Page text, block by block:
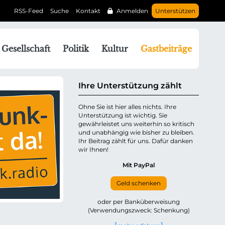
Unterstützen
Anmelden
Kontakt
Suche
RSS-Feed
Gesellschaft Politik Kultur Gastbeiträge
Ihre Unterstützung zählt
Ohne Sie ist hier alles nichts. Ihre
Unterstützung ist wichtig. Sie
gewährleistet uns weiterhin so kritisch
und unabhängig wie bisher zu bleiben.
Ihr Beitrag zählt für uns. Dafür danken
wir Ihnen!
Mit PayPal
Geld schenken
oder per Banküberweisung
(Verwendungszweck: Schenkung)